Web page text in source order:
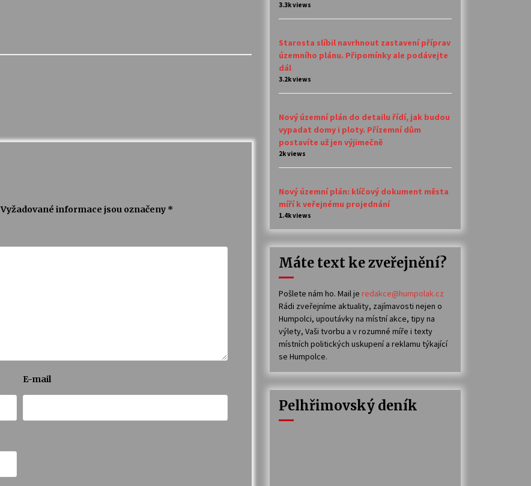
Vyžadované informace jsou označeny *
E-mail
3.3k views
Starosta slíbil navrhnout zastavení příprav
územního plánu. Připomínky ale podávejte
dál
3.2k views
Nový územní plán do detailu řídí, jak budou
vypadat domy i ploty. Přízemní dům
postavíte už jen výjimečně
2k views
Nový územní plán: klíčový dokument města
míří k veřejnému projednání
1.4k views
Máte text ke zveřejnění?
Pošlete nám ho. Mail je redakce@humpolak.cz
Rádi zveřejníme aktuality, zajímavosti nejen o
Humpolci, upoutávky na místní akce, tipy na
výlety, Vaši tvorbu a v rozumné míře i texty
místních politických uskupení a reklamu týkající
se Humpolce.
Pelhřimovský deník